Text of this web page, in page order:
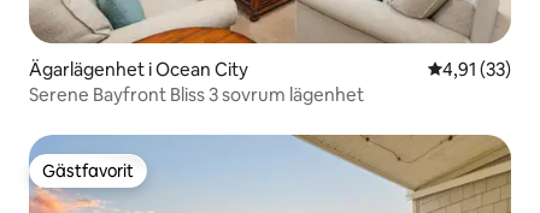
Ägarlägenhet i Ocean City 4,91 av 5 i
4,91 (33)
Serene Bayfront Bliss 3 sovrum lägenhet
Gästfavorit
Gästfavorit